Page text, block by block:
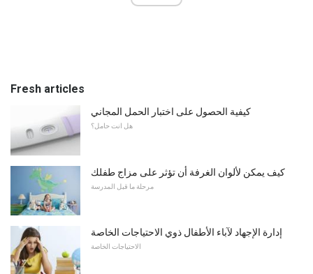
Fresh articles
كيفية الحصول على اختبار الحمل المجاني
هل انت حامل؟
كيف يمكن لألوان الغرفة أن تؤثر على مزاج طفلك
مرحلة ما قبل المدرسة
إدارة الإجهاد لآباء الأطفال ذوي الاحتياجات الخاصة
الاحتياجات الخاصة